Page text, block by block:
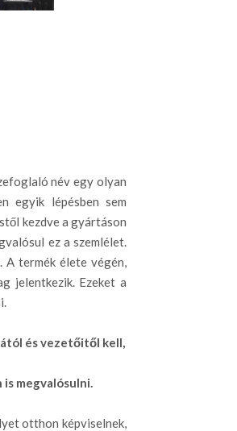
név egy olyan
egyik lépésben sem
kezdve a gyártáson
ez a szemlélet.
A termék élete végén,
jelentkezik. Ezeket a
és vezetőitől kell,
megvalósulni.
otthon képviselnek,